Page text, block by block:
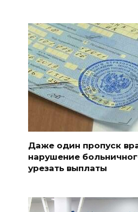
Даже один пропуск
нарушение
урезать выплаты